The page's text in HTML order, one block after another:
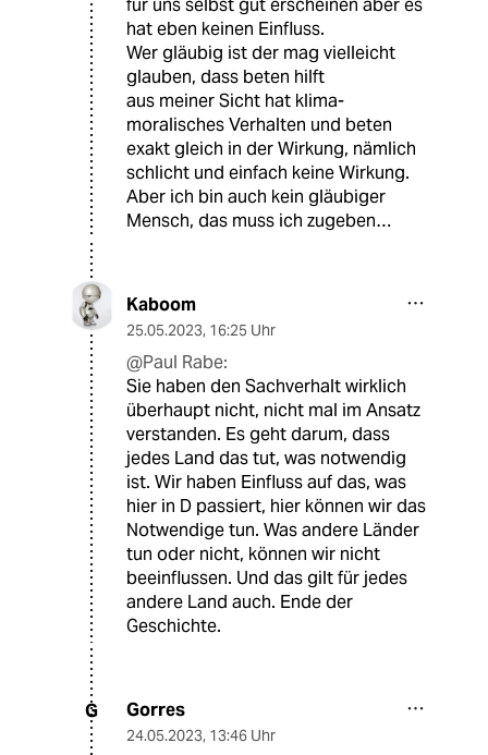
für uns selbst gut erscheinen aber es
hat eben keinen Einfluss.
Wer gläubig ist der mag vielleicht
glauben, dass beten hilft
aus meiner Sicht hat klima-
moralisches Verhalten und beten
exakt gleich in der Wirkung, nämlich
schlicht und einfach keine Wirkung.
Aber ich bin auch kein gläubiger
Mensch, das muss ich zugeben…
Kaboom
25.05.2023, 16:25 Uhr
@Paul Rabe:
Sie haben den Sachverhalt wirklich
überhaupt nicht, nicht mal im Ansatz
verstanden. Es geht darum, dass
jedes Land das tut, was notwendig
ist. Wir haben Einfluss auf das, was
hier in D passiert, hier können wir das
Notwendige tun. Was andere Länder
tun oder nicht, können wir nicht
beeinflussen. Und das gilt für jedes
andere Land auch. Ende der
Geschichte.
G Gorres
24.05.2023, 13:46 Uhr